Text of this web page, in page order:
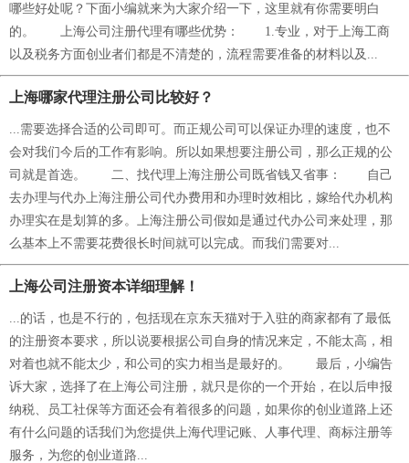
哪些好处呢？下面小编就来为大家介绍一下，这里就有你需要明白
的。 上海公司注册代理有哪些优势： 1.专业，对于上海工商
以及税务方面创业者们都是不清楚的，流程需要准备的材料以及...
上海哪家代理注册公司比较好？
...需要选择合适的公司即可。而正规公司可以保证办理的速度，也不
会对我们今后的工作有影响。所以如果想要注册公司，那么正规的公
司就是首选。 二、找代理上海注册公司既省钱又省事： 自己
去办理与代办上海注册公司代办费用和办理时效相比，嫁给代办机构
办理实在是划算的多。上海注册公司假如是通过代办公司来处理，那
么基本上不需要花费很长时间就可以完成。而我们需要对...
上海公司注册资本详细理解！
...的话，也是不行的，包括现在京东天猫对于入驻的商家都有了最低
的注册资本要求，所以说要根据公司自身的情况来定，不能太高，相
对着也就不能太少，和公司的实力相当是最好的。 最后，小编告
诉大家，选择了在上海公司注册，就只是你的一个开始，在以后申报
纳税、员工社保等方面还会有着很多的问题，如果你的创业道路上还
有什么问题的话我们为您提供上海代理记账、人事代理、商标注册等
服务，为您的创业道路...